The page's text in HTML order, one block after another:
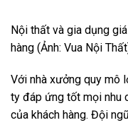
Nội thất và gia dụng
hàng (Ảnh: Vua Nội
Với nhà xưởng quy mô
ty đáp ứng tốt mọi nhu
của khách hàng. Đội